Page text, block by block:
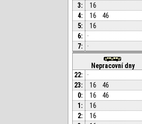
3:
16
4:
16
46
5:
16
6:
·
7:
·
Nepracovní dny
22:
·
23:
16
46
0:
16
46
1:
16
2:
16